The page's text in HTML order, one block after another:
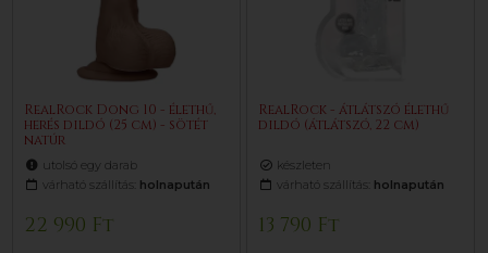
RealRock Dong 10 - élethű,
herés dildó (25 cm) - sötét
natúr
utolsó egy darab
várható szállítás: holnapután
22 990 Ft
RealRock - átlátszó élethű
dildó (átlátszó, 22 cm)
készleten
várható szállítás: holnapután
13 790 Ft